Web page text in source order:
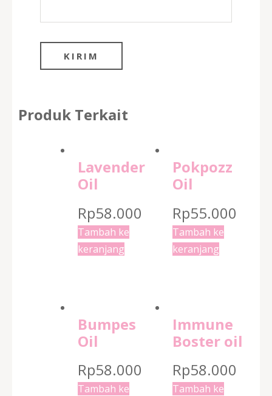
Produk Terkait
Lavender
Oil
Rp58.000
Tambah ke
keranjang
Pokpozz
Oil
Rp55.000
Tambah ke
keranjang
Bumpes
Oil
Rp58.000
Tambah ke
Immune
Boster oil
Rp58.000
Tambah ke